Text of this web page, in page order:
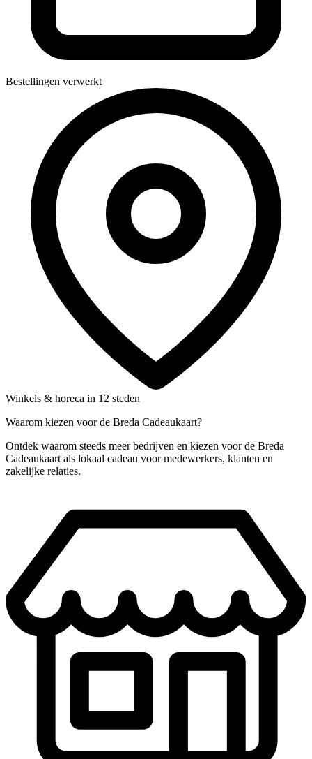
Bestellingen verwerkt
Winkels & horeca in 12 steden
Waarom kiezen voor de Breda Cadeaukaart?
Ontdek waarom steeds meer bedrijven en kiezen voor de Breda
Cadeaukaart als lokaal cadeau voor medewerkers, klanten en
zakelijke relaties.